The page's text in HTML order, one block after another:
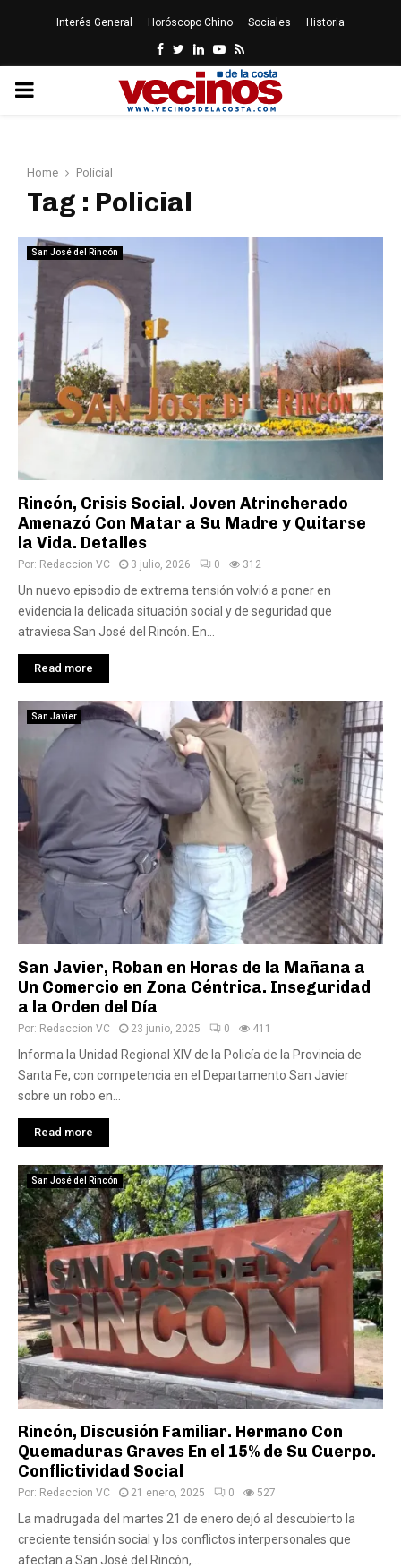
Interés General Horóscopo Chino Sociales Historia
Facebook
Twitter
LinkedinYoutube
Rss
PRIMARY
Home Policial
Tag : Policial
San José del Rincón
Rincón, Crisis Social. Joven Atrincherado
Amenazó Con Matar a Su Madre y Quitarse
la Vida. Detalles
Por: Redaccion VC 3 julio, 2026 0 312
Un nuevo episodio de extrema tensión volvió a poner en
evidencia la delicada situación social y de seguridad que
atraviesa San José del Rincón. En...
Read more
San Javier
San Javier, Roban en Horas de la Mañana a
Un Comercio en Zona Céntrica. Inseguridad
a la Orden del Día
Por: Redaccion VC 23 junio, 2025 0 411
Informa la Unidad Regional XIV de la Policía de la Provincia de
Santa Fe, con competencia en el Departamento San Javier
sobre un robo en...
Read more
San José del Rincón
Rincón, Discusión Familiar. Hermano Con
Quemaduras Graves En el 15% de Su Cuerpo.
Conflictividad Social
Por: Redaccion VC 21 enero, 2025 0 527
La madrugada del martes 21 de enero dejó al descubierto la
creciente tensión social y los conflictos interpersonales que
afectan a San José del Rincón,...